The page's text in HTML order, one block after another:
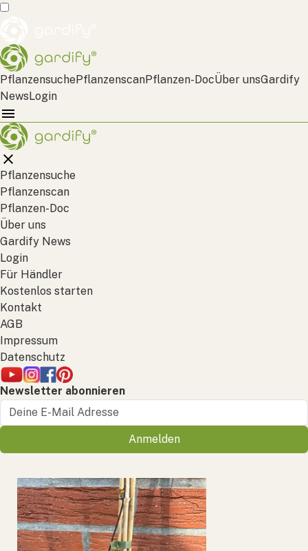
PflanzensuchePflanzenscanPflanzen-DocÜber unsGardify
NewsLogin
Pflanzensuche
Pflanzenscan
Pflanzen-Doc
Über uns
Gardify News
Login
Für Händler
Kostenlos starten
Kontakt
AGB
Impressum
Datenschutz
Newsletter abonnieren
Anmelden